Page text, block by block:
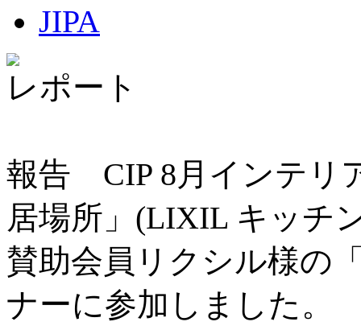
JIPA
レポート
報告 CIP 8月インテリ
居場所」(LIXIL キッチ
賛助会員リクシル様の
ナーに参加しました。